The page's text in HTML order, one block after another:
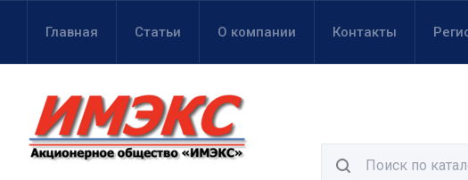
Главная Статьи О компании Контакты